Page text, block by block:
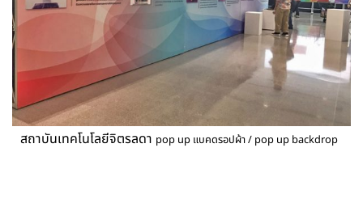
สถาบันเทคโนโลยีจิตรลดา pop up แบคดรอปผ้า / pop up backdrop